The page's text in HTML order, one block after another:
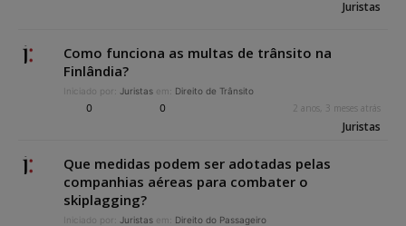
Juristas
Como funciona as multas de trânsito na
Finlândia?
Iniciado por: Juristas em: Direito de Trânsito
0 0 2 anos, 3 meses atrás
Juristas
Que medidas podem ser adotadas pelas
companhias aéreas para combater o
skiplagging?
Iniciado por: Juristas em: Direito do Passageiro